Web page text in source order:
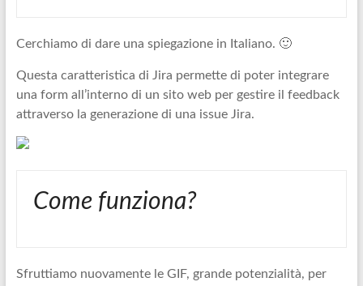
Cerchiamo di dare una spiegazione in Italiano. 🙂
Questa caratteristica di Jira permette di poter integrare
una form all’interno di un sito web per gestire il feedback
attraverso la generazione di una issue Jira.
Come funziona?
Sfruttiamo nuovamente le GIF, grande potenzialità, per